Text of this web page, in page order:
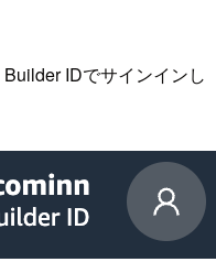
IDでサインインし